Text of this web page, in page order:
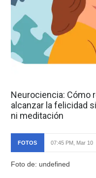
Neurociencia: Cómo
alcanzar la felicidad
ni meditación
FOTOS 07:45 PM, Mar 10
Foto de: undefined